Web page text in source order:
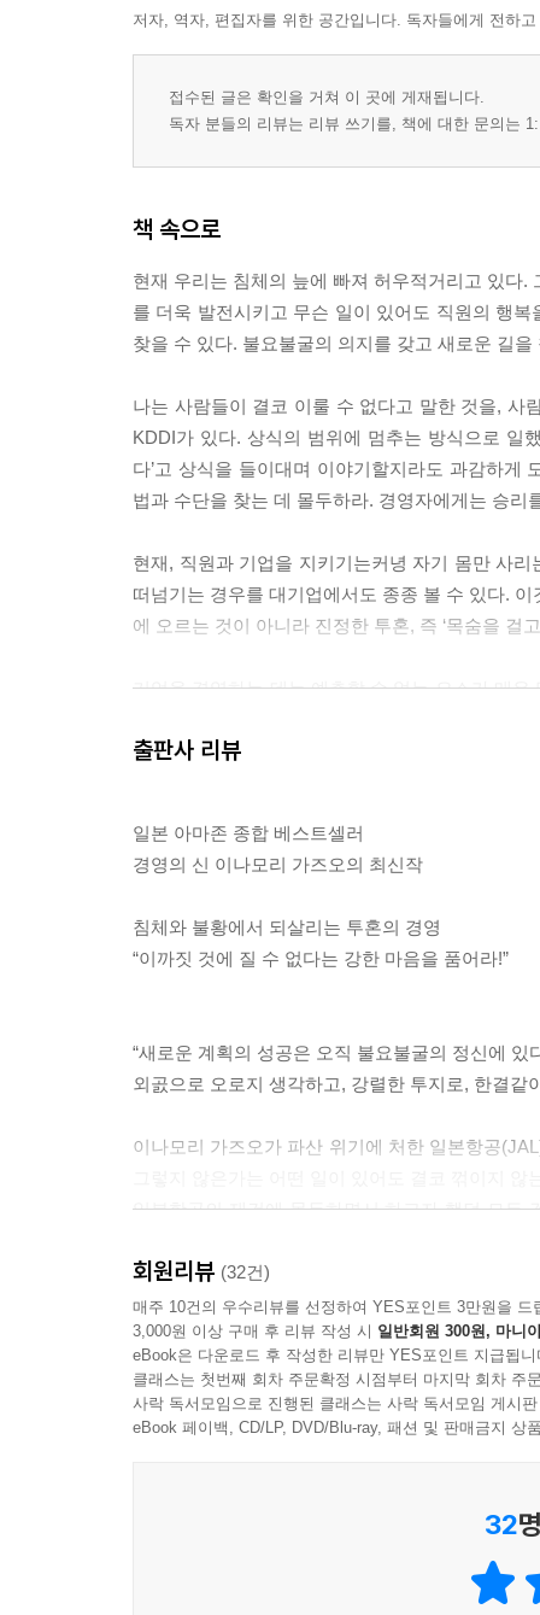
저자, 역자, 편집자를 위한 공간입니다. 독자들에게 전하
접수된 글은 확인을 거쳐 이 곳에 게재됩니다.
독자 분들의 리뷰는 리뷰 쓰기를, 책에 대한 문의는
책 속으로
현재 우리는 침체의 늪에 빠져 허우적거리고 있다
를 더욱 발전시키고 무슨 일이 있어도 직원의 행
찾을 수 있다. 불요불굴의 의지를 갖고 새로운 길
나는 사람들이 결코 이룰 수 없다고 말한 것을, 사
KDDI가 있다. 상식의 범위에 멈추는 방식으로 일
다’고 상식을 들이대며 이야기할지라도 과감하
법과 수단을 찾는 데 몰두하라. 경영자에게는 승
현재, 직원과 기업을 지키기는커녕 자기 몸만 사
떠넘기는 경우를 대기업에서도 종종 볼 수 있다.
에 오르는 것이 아니라 진정한 투혼, 즉 ‘목숨을 걸
기업을 경영하는 데는 예측할 수 없는 요소가 매
직원들에게 지속적으로 공표해 회사의 방향을 목
내에 만들어졌다. 그러한 모범이 많을수록 기업
떻게 교세라의 기업 체질을 강화하고 다음의 도약
--- 본문 중에서
출판사 리뷰
일본 아마존 종합 베스트셀러
경영의 신 이나모리 가즈오의 최신작
침체와 불황에서 되살리는 투혼의 경영
“이까짓 것에 질 수 없다는 강한 마음을 품어라!”
“새로운 계획의 성공은 오직 불요불굴의 정신에 있
외곬으로 오로지 생각하고, 강렬한 투지로, 한결같
이나모리 가즈오가 파산 위기에 처한 일본항공
일본항공의 재건에 몰두하면서 하고자 했던 모든
《불타는 투혼》은 이나모리 가즈오가 2012년 3
살아온 경험을 돌이키며 경영과 경영자의 자세를
전가하는 경영자들이 많다고 일침을 가한다. 또한
필요한 것은 어떤 장해도 극복해내고자 하는 불요
그는 어떤 곤경에 처한 기업이라도 전 직원이 투
모색해간다면 난관을 극복하고 발전할 수 있으며
그는 “경영자에게는 격투기를 할 때와 같은 투
발전을 거듭하고 경제는 빛을 되찾을 수 있다고
회원리뷰 (32건)
매주 10건의 우수리뷰를 선정하여 YES포인트 3만원을 드
3,000원 이상 구매 후 리뷰 작성 시 일반회원 300원, 마니
eBook은 다운로드 후 작성한 리뷰만 YES포인트 지급됩니
클래스는 첫번째 회차 주문확정 시점부터 마지막 회차 주
사락 독서모임으로 진행된 클래스는 사락 독서모임 게시
eBook 페이백, CD/LP, DVD/Blu-ray, 패션 및 판매금지 상
32